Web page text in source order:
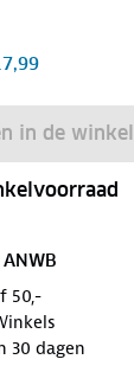
in de winkel
ANWB
50,-
30 dagen